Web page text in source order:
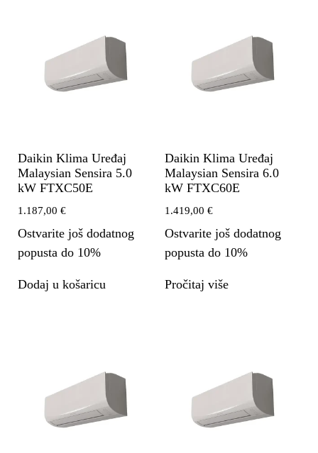
Daikin Klima Uređaj
Malaysian Sensira 5.0
kW FTXC50E
1.187,00 €
Ostvarite još dodatnog
popusta do 10%
Dodaj u košaricu
Daikin Klima Uređaj
Malaysian Sensira 6.0
kW FTXC60E
1.419,00 €
Ostvarite još dodatnog
popusta do 10%
Pročitaj više